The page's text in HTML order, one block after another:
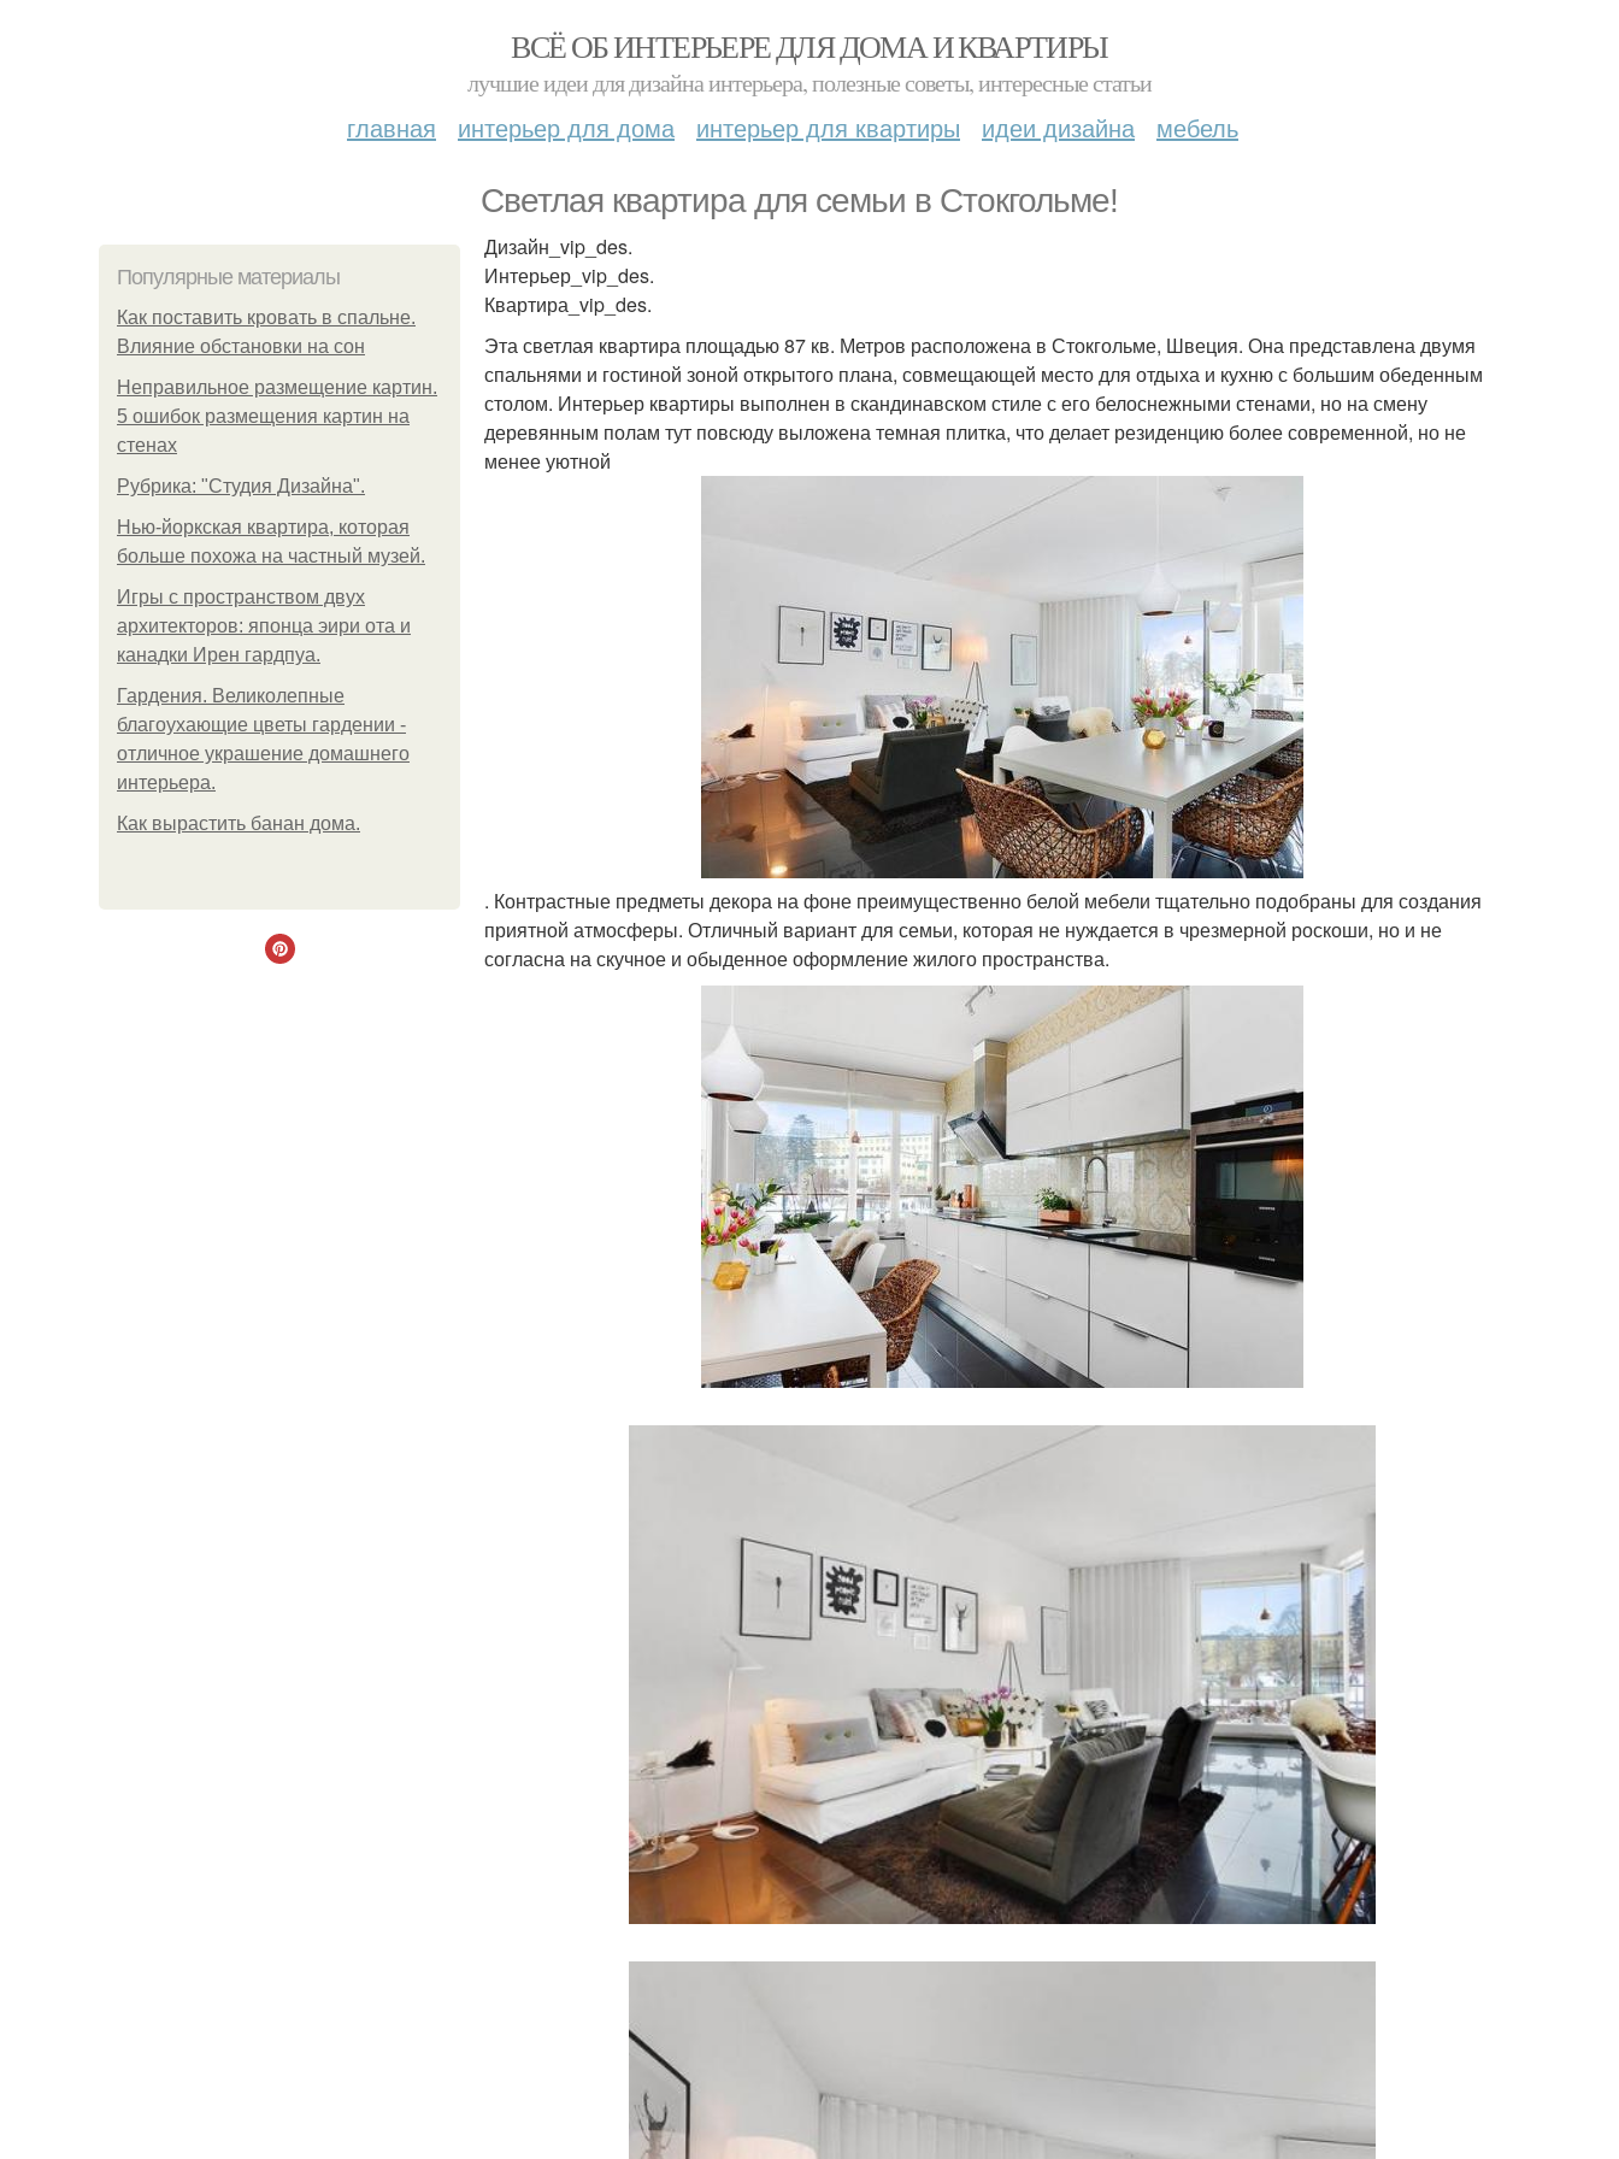
ВСЁ ОБ ИНТЕРЬЕРЕ ДЛЯ ДОМА И КВАРТИРЫ
лучшие идеи для дизайна интерьера, полезные советы, интересные статьи
главная интерьер для дома интерьер для квартиры идеи дизайна мебель
Светлая квартира для семьи в Стокгольме!
Популярные материалы
Как поставить кровать в спальне.
Влияние обстановки на сон
Неправильное размещение картин.
5 ошибок размещения картин на
стенах
Рубрика: "Студия Дизайна".
Нью-йоркская квартира, которая
больше похожа на частный музей.
Игры с пространством двух
архитекторов: японца эири ота и
канадки Ирен гардпуа.
Гардения. Великолепные
благоухающие цветы гардении -
отличное украшение домашнего
интерьера.
Как вырастить банан дома.
Дизайн_vip_des.
Интерьер_vip_des.
Квартира_vip_des.
Эта светлая квартира площадью 87 кв. Метров расположена в Стокгольме, Швеция. Она представлена двумя
спальнями и гостиной зоной открытого плана, совмещающей место для отдыха и кухню с большим обеденным
столом. Интерьер квартиры выполнен в скандинавском стиле с его белоснежными стенами, но на смену
деревянным полам тут повсюду выложена темная плитка, что делает резиденцию более современной, но не
менее уютной
. Контрастные предметы декора на фоне преимущественно белой мебели тщательно подобраны для создания
приятной атмосферы. Отличный вариант для семьи, которая не нуждается в чрезмерной роскоши, но и не
согласна на скучное и обыденное оформление жилого пространства.